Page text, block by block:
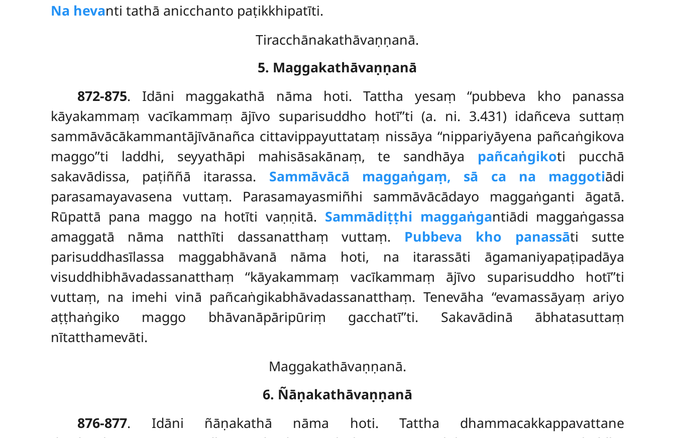
Na hevanti tathā anicchanto paṭikkhipatīti.
Tiracchānakathāvaṇṇanā.
5. Maggakathāvaṇṇanā
872-875. Idāni maggakathā nāma hoti. Tattha yesaṃ ‘‘pubbeva kho panassa
kāyakammaṃ vacīkammaṃ ājīvo suparisuddho hotī’’ti (a. ni. 3.431) idañceva suttaṃ
sammāvācākammantājīvānañca cittavippayuttataṃ nissāya ‘‘nippariyāyena pañcaṅgikova
maggo’’ti laddhi, seyyathāpi mahisāsakānaṃ, te sandhāya pañcaṅgikoti pucchā
sakavādissa, paṭiññā itarassa. Sammāvācā maggaṅgaṃ, sā ca na maggotiādi
parasamayavasena vuttaṃ. Parasamayasmiñhi sammāvācādayo maggaṅganti āgatā.
Rūpattā pana maggo na hotīti vaṇṇitā. Sammādiṭṭhi maggaṅgantiādi maggaṅgassa
amaggatā nāma natthīti dassanatthaṃ vuttaṃ. Pubbeva kho panassāti sutte
parisuddhasīlassa maggabhāvanā nāma hoti, na itarassāti āgamaniyapaṭipadāya
visuddhibhāvadassanatthaṃ ‘‘kāyakammaṃ vacīkammaṃ ājīvo suparisuddho hotī’’ti
vuttaṃ, na imehi vinā pañcaṅgikabhāvadassanatthaṃ. Tenevāha ‘‘evamassāyaṃ ariyo
aṭṭhaṅgiko maggo bhāvanāpāripūriṃ gacchatī’’ti. Sakavādinā ābhatasuttaṃ
nītatthamevāti.
Maggakathāvaṇṇanā.
6. Ñāṇakathāvaṇṇanā
876-877. Idāni ñāṇakathā nāma hoti. Tattha dhammacakkappavattane